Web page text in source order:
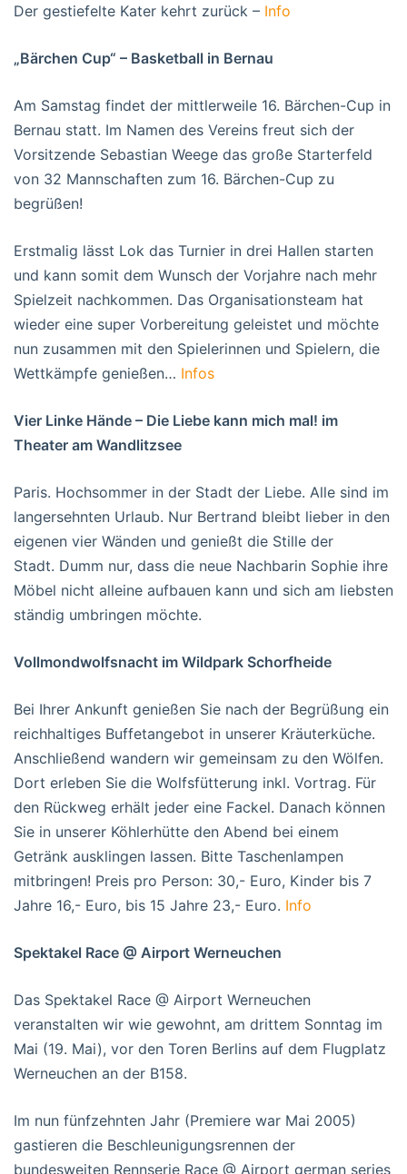
Der gestiefelte Kater kehrt zurück – Info
„Bärchen Cup“ – Basketball in Bernau
Am Samstag findet der mittlerweile 16. Bärchen-Cup in
Bernau statt. Im Namen des Vereins freut sich der
Vorsitzende Sebastian Weege das große Starterfeld
von 32 Mannschaften zum 16. Bärchen-Cup zu
begrüßen!
Erstmalig lässt Lok das Turnier in drei Hallen starten
und kann somit dem Wunsch der Vorjahre nach mehr
Spielzeit nachkommen. Das Organisationsteam hat
wieder eine super Vorbereitung geleistet und möchte
nun zusammen mit den Spielerinnen und Spielern, die
Wettkämpfe genießen… Infos
Vier Linke Hände – Die Liebe kann mich mal! im
Theater am Wandlitzsee
Paris. Hochsommer in der Stadt der Liebe. Alle sind im
langersehnten Urlaub. Nur Bertrand bleibt lieber in den
eigenen vier Wänden und genießt die Stille der
Stadt. Dumm nur, dass die neue Nachbarin Sophie ihre
Möbel nicht alleine aufbauen kann und sich am liebsten
ständig umbringen möchte.
Vollmondwolfsnacht im Wildpark Schorfheide
Bei Ihrer Ankunft genießen Sie nach der Begrüßung ein
reichhaltiges Buffetangebot in unserer Kräuterküche.
Anschließend wandern wir gemeinsam zu den Wölfen.
Dort erleben Sie die Wolfsfütterung inkl. Vortrag. Für
den Rückweg erhält jeder eine Fackel. Danach können
Sie in unserer Köhlerhütte den Abend bei einem
Getränk ausklingen lassen. Bitte Taschenlampen
mitbringen! Preis pro Person: 30,- Euro, Kinder bis 7
Jahre 16,- Euro, bis 15 Jahre 23,- Euro. Info
Spektakel Race @ Airport Werneuchen
Das Spektakel Race @ Airport Werneuchen
veranstalten wir wie gewohnt, am drittem Sonntag im
Mai (19. Mai), vor den Toren Berlins auf dem Flugplatz
Werneuchen an der B158.
Im nun fünfzehnten Jahr (Premiere war Mai 2005)
gastieren die Beschleunigungsrennen der
bundesweiten Rennserie Race @ Airport german series